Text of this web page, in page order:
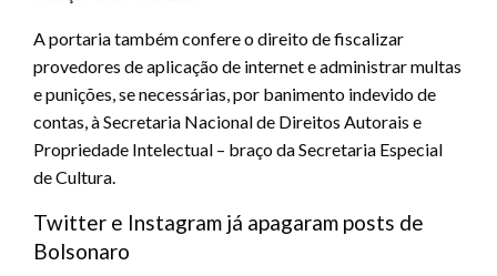
A portaria também confere o direito de fiscalizar
provedores de aplicação de internet e administrar multas
e punições, se necessárias, por banimento indevido de
contas, à Secretaria Nacional de Direitos Autorais e
Propriedade Intelectual – braço da Secretaria Especial
de Cultura.
Twitter e Instagram já apagaram posts de
Bolsonaro